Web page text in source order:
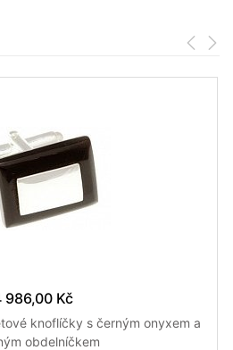
986,00 Kč
knoflíčky s černým onyxem a
obdelníčkem